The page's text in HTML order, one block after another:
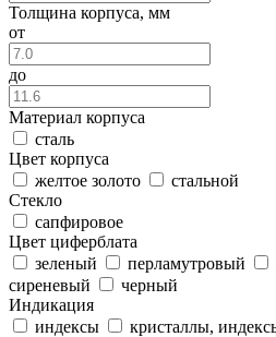
Толщина корпуса, мм
от
до
Материал корпуса
сталь
Цвет корпуса
желтое золото
стальной
Стекло
сапфировое
Цвет циферблата
зеленый
перламутровый
сиреневый
черный
Индикация
индексы
кристаллы,